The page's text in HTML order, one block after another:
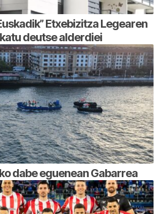
Etxebizitza Legearen
deutse alderdiei
dabe eguenean Gabarrea